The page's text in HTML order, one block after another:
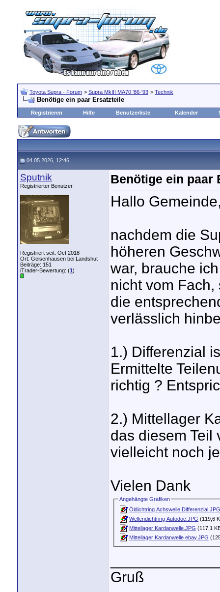
Toyota Supra - Forum > Supra MkIII MA70 '86-'93 > Technik
Benötige ein paar Ersatzteile
Registrieren Hilfe Benutzerliste Kalender
04.05.2026, 12:46
Sputnik
Registrierter Benutzer
Registriert seit: Oct 2018
Ort: Geisenhausen bei Landshut
Beiträge: 151
iTrader-Bewertung: (1)
Benötige ein paar
Hallo
nachdem die
höheren
war, brauche
nicht vom
die
verlässlich
1.) Differenzial
Ermittelte
richtig ?
2.) Mittellager
das diesem Teil
vielleicht noch
Vielen Dank
Angehängte Grafiken
Öldichtring Achswelle
Wellendichtring Autodoc.JPG (119,6
Mittellager Kardanwelle.JPG (117,1
Mittellager Kardanwelle ebay.JPG
Gruß